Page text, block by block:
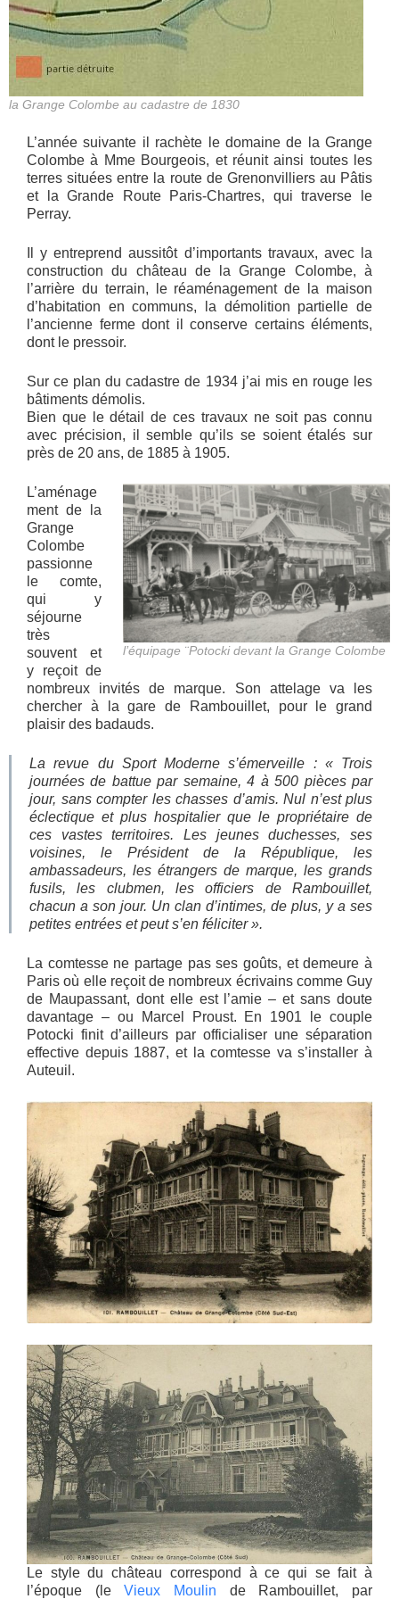
la Grange Colombe au cadastre de 1830
L’année suivante il rachète le domaine de la Grange
Colombe à Mme Bourgeois, et réunit ainsi toutes les
terres situées entre la route de Grenonvilliers au Pâtis
et la Grande Route Paris-Chartres, qui traverse le
Perray.
Il y entreprend aussitôt d’importants travaux, avec la
construction du château de la Grange Colombe, à
l’arrière du terrain, le réaménagement de la maison
d’habitation en communs, la démolition partielle de
l’ancienne ferme dont il conserve certains éléments,
dont le pressoir.
Sur ce plan du cadastre de 1934 j’ai mis en rouge les
bâtiments démolis.
Bien que le détail de ces travaux ne soit pas connu
avec précision, il semble qu’ils se soient étalés sur
près de 20 ans, de 1885 à 1905.
l’équipage ¨Potocki devant la Grange Colombe
L’aménage
ment de la
Grange
Colombe
passionne
le comte,
qui y
séjourne
très
souvent et
y reçoit de
nombreux invités de marque. Son attelage va les
chercher à la gare de Rambouillet, pour le grand
plaisir des badauds.
La revue du Sport Moderne s’émerveille : « Trois
journées de battue par semaine, 4 à 500 pièces par
jour, sans compter les chasses d’amis. Nul n’est plus
éclectique et plus hospitalier que le propriétaire de
ces vastes territoires. Les jeunes duchesses, ses
voisines, le Président de la République, les
ambassadeurs, les étrangers de marque, les grands
fusils, les clubmen, les officiers de Rambouillet,
chacun a son jour. Un clan d’intimes, de plus, y a ses
petites entrées et peut s’en féliciter ».
La comtesse ne partage pas ses goûts, et demeure à
Paris où elle reçoit de nombreux écrivains comme Guy
de Maupassant, dont elle est l’amie – et sans doute
davantage – ou Marcel Proust. En 1901 le couple
Potocki finit d’ailleurs par officialiser une séparation
effective depuis 1887, et la comtesse va s’installer à
Auteuil.
Le style du château correspond à ce qui se fait à
l’époque (leVieux Moulin de Rambouillet, par